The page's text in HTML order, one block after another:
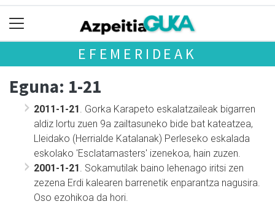
EFEMERIDEAK
Eguna: 1-21
2011-1-21 . Gorka Karapeto eskalatzaileak bigarren
aldiz lortu zuen 9a zailtasuneko bide bat kateatzea,
Lleidako (Herrialde Katalanak) Perleseko eskalada
eskolako 'Esclatamasters' izenekoa, hain zuzen.
2001-1-21 . Sokamutilak baino lehenago iritsi zen
zezena Erdi kalearen barrenetik enparantza nagusira.
Oso ezohikoa da hori.